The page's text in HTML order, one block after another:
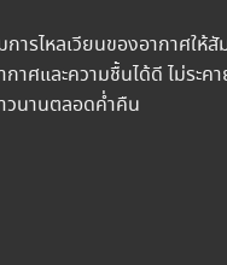
ารไหลเวียนของอากาศให้
และความชื้นได้ดี ไม่ระค
วนานตลอดค่ำคืน